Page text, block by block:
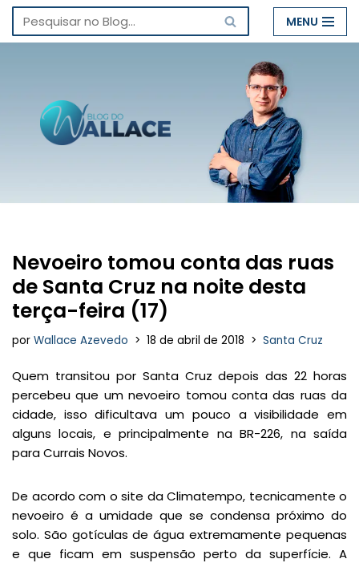
Pular
conteúdo
MENU
Nevoeiro tomou conta das ruas
de Santa Cruz na noite desta
terça-feira (17)
por Wallace Azevedo 18 de abril de 2018 Santa Cruz
Quem transitou por Santa Cruz depois das 22 horas
percebeu que um nevoeiro tomou conta das ruas da
cidade, isso dificultava um pouco a visibilidade em
alguns locais, e principalmente na BR-226, na saída
para Currais Novos.
De acordo com o site da Climatempo, tecnicamente o
nevoeiro é a umidade que se condensa próximo do
solo. São gotículas de água extremamente pequenas
e que ficam em suspensão perto da superfície. A